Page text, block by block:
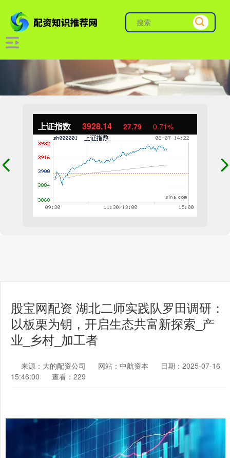
上证指数 3928.14 27.79 0.71%
股宝网配资 湖北二师实践队罗田调研：
以板栗为钥，开启生态共富新探索_产
业_乡村_加工者
来源：大的配资公司 网站：中航资本
日期：2025-07-16
15:46:00
查看：229